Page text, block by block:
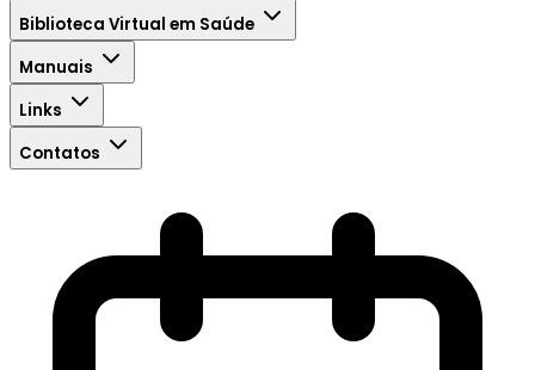
Biblioteca Virtual em Saúde
Manuais
Links
Contatos